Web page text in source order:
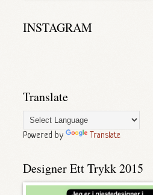
INSTAGRAM
Translate
Powered by Translate
Designer Ett Trykk 2015